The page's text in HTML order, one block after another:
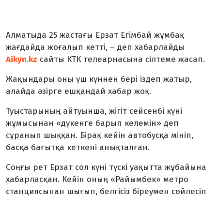
Алматыда 25 жастағы Ерзат Егімбай жұмбақ
жағдайда жоғалып кетті, – деп хабарлайды
Aikyn.kz сайты КТК телеарнасына сілтеме жасап.
Жақындары оны үш күннен бері іздеп жатыр,
алайда әзірге ешқандай хабар жоқ.
Туыстарының айтуынша, жігіт сейсенбі күні
жұмысынан «дүкенге барып келемін» деп
сұранып шыққан. Бірақ кейін автобусқа мініп,
басқа бағытқа кеткені анықталған.
Соңғы рет Ерзат сол күні түскі уақытта жұбайына
хабарласқан. Кейін оның «Райымбек» метро
станциясынан шығып, белгісіз біреумен сөйлесіп